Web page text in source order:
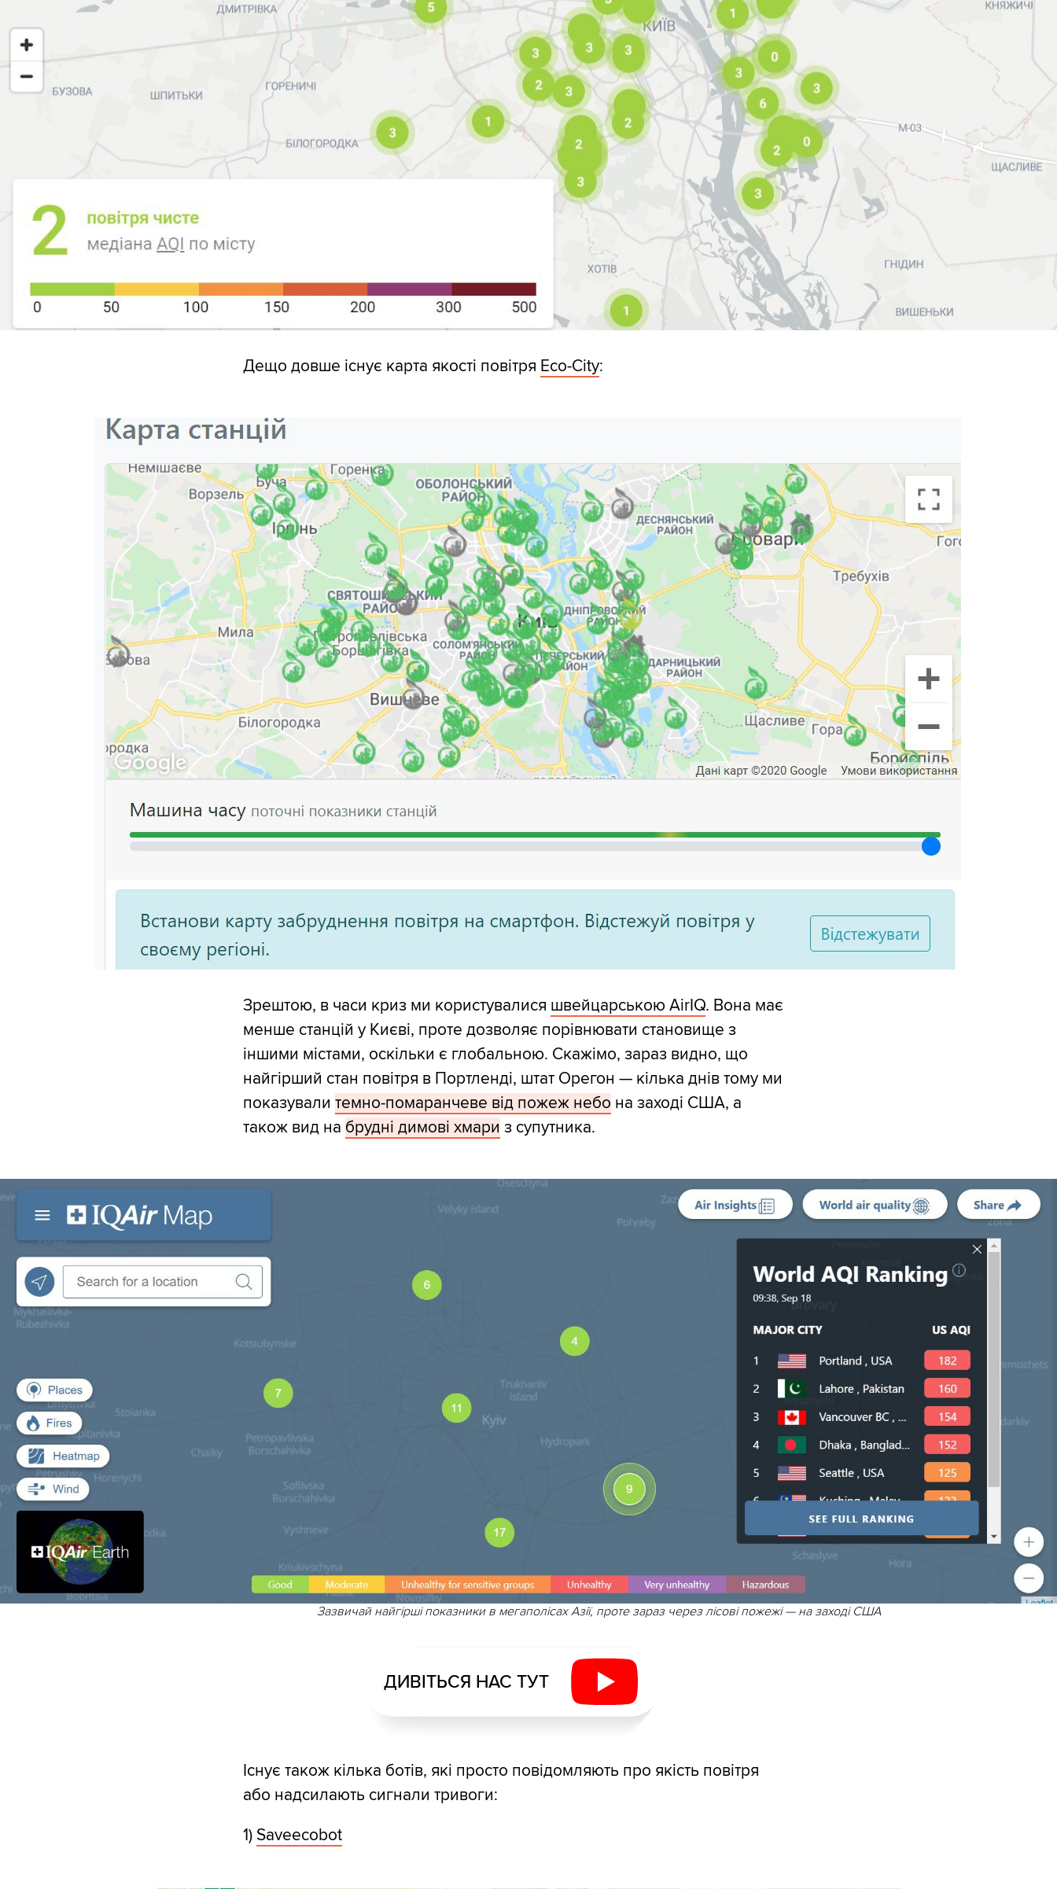
Дещо довше існує карта якості повітря Eco-City:
Зрештою, в часи криз ми користувалися швейцарською AirIQ. Вона має
менше станцій у Києві, проте дозволяє порівнювати становище з
іншими містами, оскільки є глобальною. Скажімо, зараз видно, що
найгірший стан повітря в Портленді, штат Орегон — кілька днів тому ми
показували темно-помаранчеве від пожеж небо на заході США, а
також вид на брудні димові хмари з супутника.
Зазвичай найгірші показники в мегаполісах Азії, проте зараз через лісові пожежі — на заході США
ДИВІТЬСЯ НАС ТУТ
Існує також кілька ботів, які просто повідомляють про якість повітря
або надсилають сигнали тривоги:
1) Saveecobot